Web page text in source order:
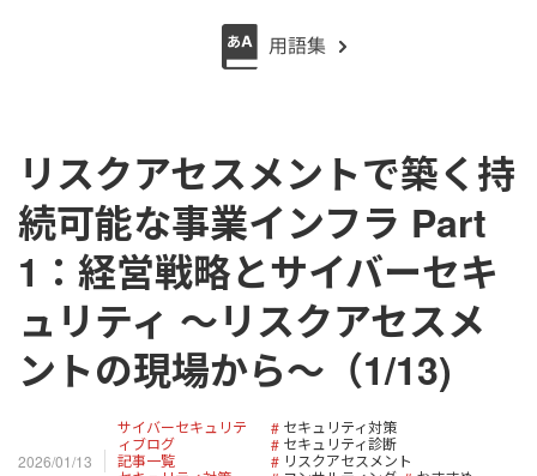
リスクアセスメントで築く持
続可能な事業インフラ Part
1：経営戦略とサイバーセキ
ュリティ ～リスクアセスメ
ントの現場から～（1/13)
2026/01/13
サイバーセキュリテ
ィブログ
記事一覧
セキュリティ対策
セキュリティ診断
リスクアセスメント